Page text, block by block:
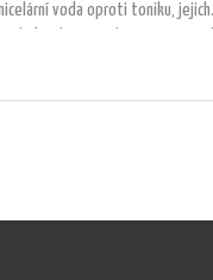
voda oproti toniku, jejich